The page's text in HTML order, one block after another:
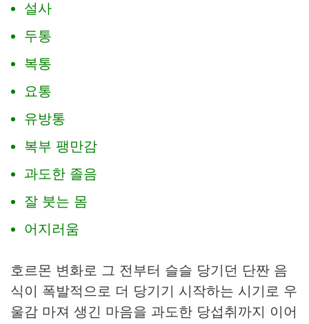
설사
두통
복통
요통
유방통
복부 팽만감
과도한 졸음
잘 붓는 몸
어지러움
호르몬 변화로 그 전부터 슬슬 당기던 단짠 음
식이 폭발적으로 더 당기기 시작하는 시기로 우
울감 마져 생긴 마음을 과도한 당섭취까지 이어